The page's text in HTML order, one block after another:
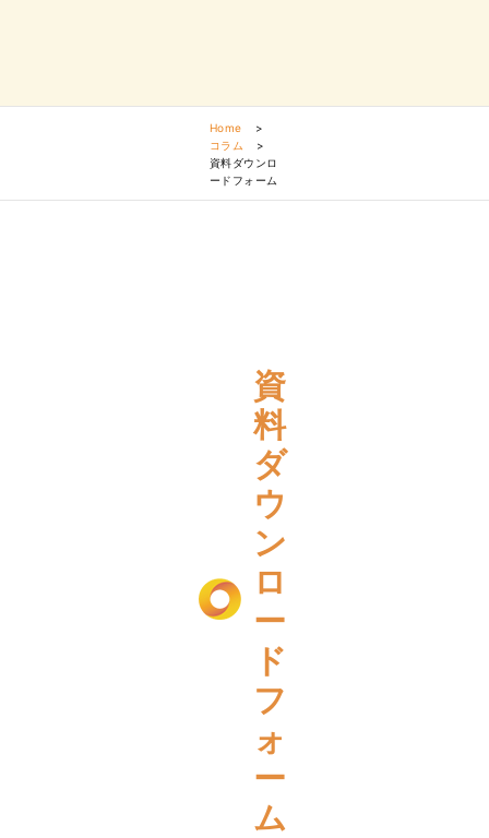
Home
>
コラム
>
資料ダウンロ
ードフォーム
資
料
ダ
ウ
ン
ロ
ー
ド
フ
ォ
ー
ム